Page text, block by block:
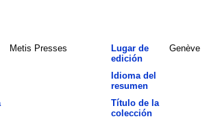
Metis Presses
Lugar de
edición
Genève
Idioma del
resumen
Título de la
colección